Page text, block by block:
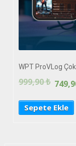
WPT ProVLog
999,90₺
Sepete Ekle